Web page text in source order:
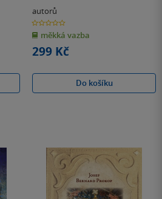
autorů
0.0
z
5
hvězdiček
měkká vazba
299 Kč
Do košíku